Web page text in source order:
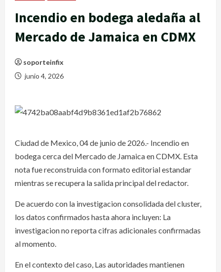
Incendio en bodega aledaña al
Mercado de Jamaica en CDMX
soporteinfix
junio 4, 2026
Ciudad de Mexico, 04 de junio de 2026.- Incendio en
bodega cerca del Mercado de Jamaica en CDMX. Esta
nota fue reconstruida con formato editorial estandar
mientras se recupera la salida principal del redactor.
De acuerdo con la investigacion consolidada del cluster,
los datos confirmados hasta ahora incluyen: La
investigacion no reporta cifras adicionales confirmadas
al momento.
En el contexto del caso, Las autoridades mantienen